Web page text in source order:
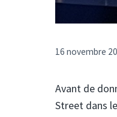
16 novembre
Avant de
Street dans